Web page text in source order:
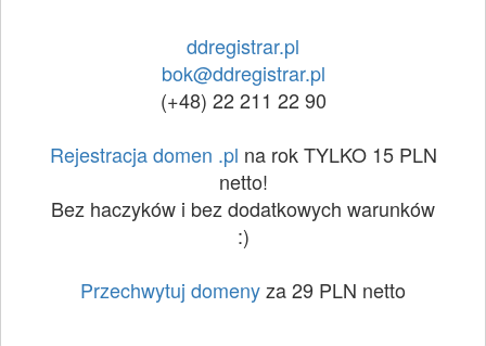
ddregistrar.pl
bok@ddregistrar.pl
(+48) 22 211 22 90
Rejestracja domen .pl na rok TYLKO 15 PLN
netto!
Bez haczyków i bez dodatkowych warunków
:)
Przechwytuj domenyza 29 PLN netto